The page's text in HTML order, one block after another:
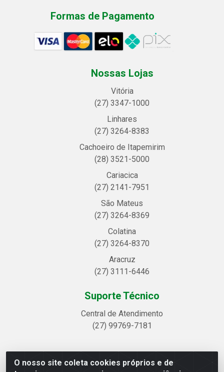
O nosso site coleta cookies próprios e de
Formas de Pagamento
Nossas Lojas
Vitória
(27) 3347-1000
Linhares
(27) 3264-8383
Cachoeiro de Itapemirim
(28) 3521-5000
Cariacica
(27) 2141-7951
São Mateus
(27) 3264-8369
Colatina
(27) 3264-8370
Aracruz
(27) 3111-6446
Suporte Técnico
Central de Atendimento
(27) 99769-7181
Linhavix Distribuidora LTDA - Avenida Alegre, 2521 -